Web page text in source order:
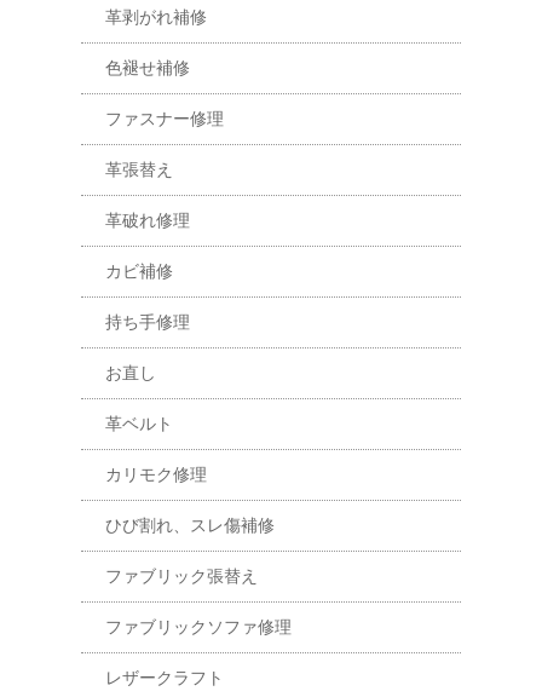
革剥がれ補修
色褪せ補修
ファスナー修理
革張替え
革破れ修理
カビ補修
持ち手修理
お直し
革ベルト
カリモク修理
ひび割れ、スレ傷補修
ファブリック張替え
ファブリックソファ修理
レザークラフト